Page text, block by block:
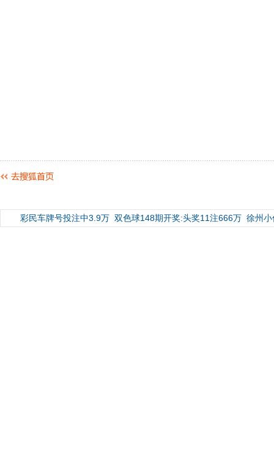
彩民车牌号投注中3.9万 双色球148期开奖:头奖11注666万 徐州